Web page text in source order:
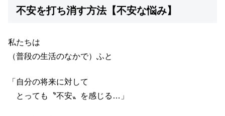
不安を打ち消す方法【不安な悩み】
私たちは
（普段の生活のなかで）ふと
「自分の将来に対して
とっても〝不安〟を感じる…」